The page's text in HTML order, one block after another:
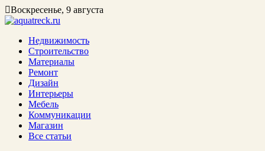
Воскресенье, 9 августа
Недвижимость
Строительство
Материалы
Ремонт
Дизайн
Интерьеры
Мебель
Коммуникации
Магазин
Все статьи